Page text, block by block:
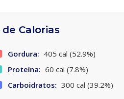
Calorias
Gordura: 405 cal (52.9%)
Proteína: 60 cal (7.8%)
Carboidratos: 300 cal (39.2%)